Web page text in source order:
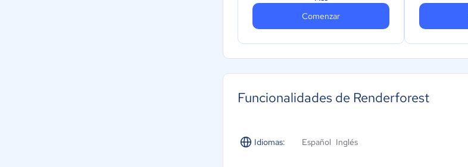
Comenzar
Funcionalidades de Renderforest
Idiomas: Español Inglés